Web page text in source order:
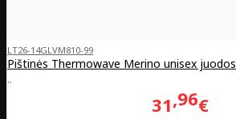
LT26-14GLVM810-99
Pištinės Thermowave Merino unisex juodos
..
31 96€